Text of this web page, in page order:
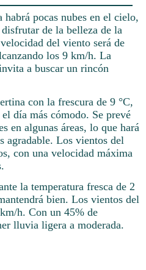
pocas nubes en el cielo,
de la belleza de la
del viento será de
los 9 km/h. La
a buscar un rincón
con la frescura de 9 °C,
día más cómodo. Se prevé
en algunas áreas, lo que hará
agradable. Los vientos del
con una velocidad máxima
la temperatura fresca de 2
bien. Los vientos del
h. Con un 45% de
lluvia ligera a moderada.